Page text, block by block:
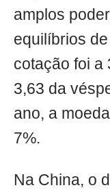
amplos
equilíbrios
cotação foi a
3,63 da
ano, a
7%.
Na China, o